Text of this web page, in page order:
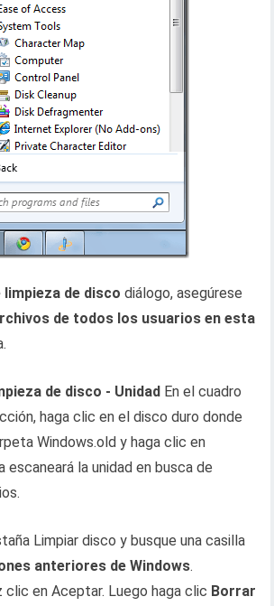
limpieza de disco diálogo, asegúrese
de todos los usuarios en esta
de disco - Unidad En el cuadro
haga clic en el disco duro donde
Windows.old y haga clic en
escaneará la unidad en busca de
Limpiar disco y busque una casilla
anteriores de Windows.
clic en Aceptar. Luego haga clic Borrar